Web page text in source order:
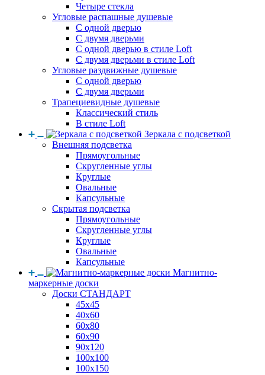
Четыре стекла
Угловые распашные душевые
С одной дверью
С двумя дверьми
С одной дверью в стиле Loft
С двумя дверьми в стиле Loft
Угловые раздвижные душевые
С одной дверью
С двумя дверьми
Трапециевидные душевые
Классический стиль
В стиле Loft
Зеркала с подсветкой
Внешняя подсветка
Прямоугольные
Скругленные углы
Круглые
Овальные
Капсульные
Скрытая подсветка
Прямоугольные
Скругленные углы
Круглые
Овальные
Капсульные
Магнитно-
маркерные доски
Доски СТАНДАРТ
45x45
40x60
60x80
60x90
90x120
100x100
100x150